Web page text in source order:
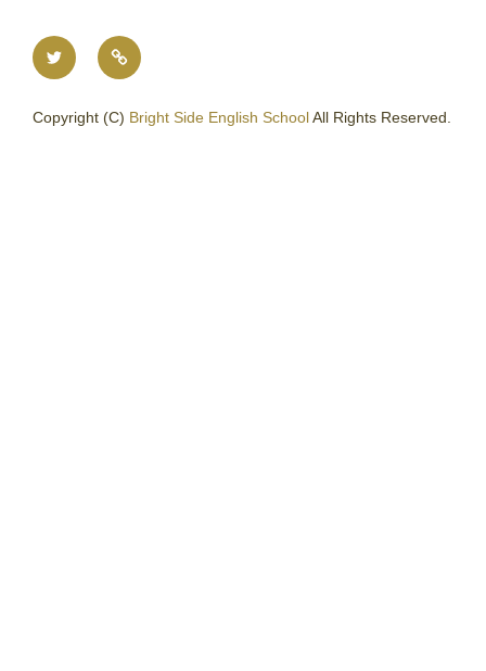
Twitter
メ
ー
Copyright (C) Bright Side English SchoolAll Rights Reserved.